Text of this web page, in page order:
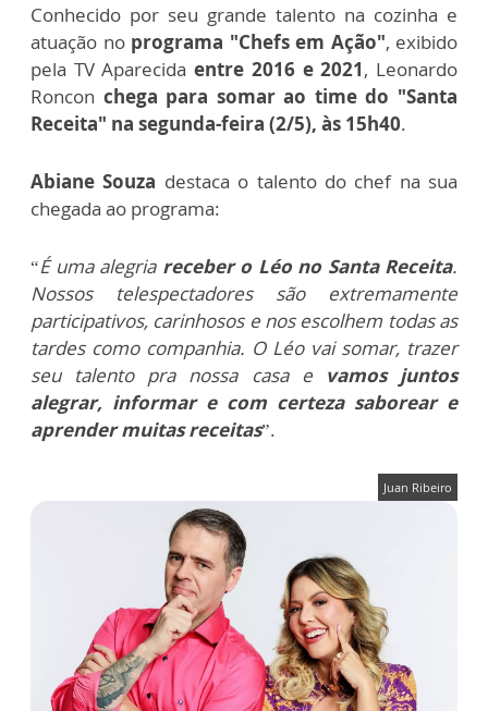
Conhecido por seu grande talento na cozinha e
atuação no programa "Chefs em Ação", exibido
pela TV Aparecidaentre 2016 e 2021, Leonardo
Roncon chega para somar ao time do "Santa
Receita" na segunda-feira (2/5), às 15h40.
Abiane Souza destaca o talento do chef na sua
chegada ao programa:
“É uma alegriareceber o Léo no Santa Receita.
Nossos telespectadores são extremamente
participativos, carinhosos e nos escolhem todas as
tardes como companhia. O Léo vai somar, trazer
seu talento pra nossa casa e vamos juntos
alegrar, informar e com certeza saborear e
aprender muitas receitas”.
Juan Ribeiro